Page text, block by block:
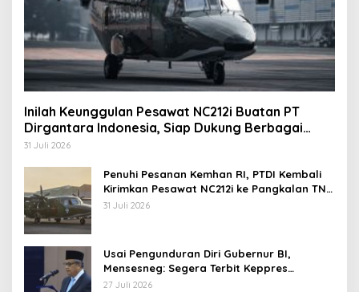
Inilah Keunggulan Pesawat NC212i Buatan PT
Dirgantara Indonesia, Siap Dukung Berbagai
Operasi TNI
31 Juli 2026
Penuhi Pesanan Kemhan RI, PTDI Kembali
Kirimkan Pesawat NC212i ke Pangkalan TNI
AU
31 Juli 2026
Usai Pengunduran Diri Gubernur BI,
Mensesneg: Segera Terbit Keppres
Pemberhentian dengan Hormat
27 Juli 2026